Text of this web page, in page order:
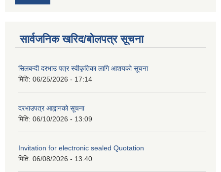
सार्वजनिक खरिद/बोलपत्र सूचना
सिलबन्दी दरभाउ पत्र स्वीकृतिका लागि आशयको सूचना
मिति: 06/25/2026 - 17:14
दरभाउपत्र आह्वानको सूचना
मिति: 06/10/2026 - 13:09
Invitation for electronic sealed Quotation
मिति: 06/08/2026 - 13:40